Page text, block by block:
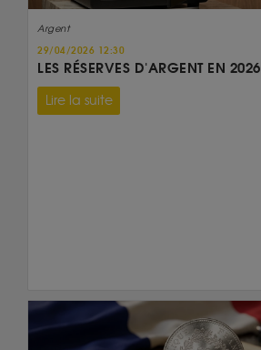
Argent
29/04/2026 12:30
LES RÉSERVES D'ARGENT EN 2026
Lire la suite